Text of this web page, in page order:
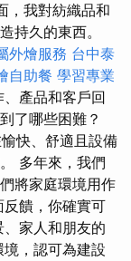
，我對紡織品和
持久的東西。
外燴服務 台中泰
自助餐 學習專業
產品和客戶回
了哪些困難？
快、舒適且設備
多年來，我們
將家庭環境用作
饋，你確實可
家人和朋友的
，認可為建設